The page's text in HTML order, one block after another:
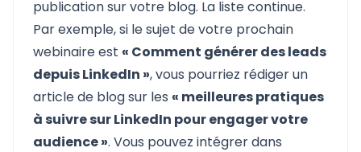
publication sur votre blog. La liste continue.
Par exemple, si le sujet de votre prochain
webinaire est « Comment générer des leads
depuis LinkedIn », vous pourriez rédiger un
article de blog sur les « meilleures pratiques
à suivre sur LinkedIn pour engager votre
audience ». Vous pouvez intégrer dans